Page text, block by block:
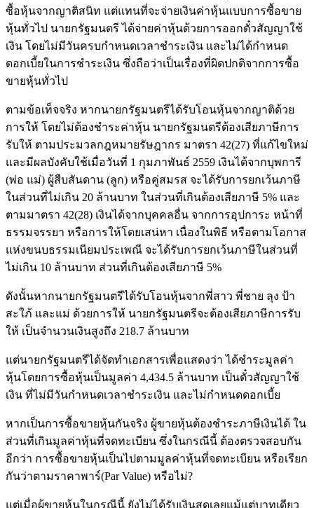
ซื้อหุ้นจากญาติสนิท แต่แทนที่จะจ่ายเงินค่าหุ้นแบบการซื้อขาย
หุ้นทั่วไป นายกรัฐมนตรี ได้จ่ายค่าหุ้นด้วยการออกตั๋วสัญญาใช้
เงิน โดยไม่มีวันครบกำหนดเวลาชำระเงิน และไม่ได้กำหนด
ดอกเบี้ยในการชำระเงิน ซึ่งถือว่าเป็นเรื่องที่ผิดปกติจากการซื้อ
ขายหุ้นทั่วไป
ตามข้อเท็จจริง หากนายกรัฐมนตรีได้รับโอนหุ้นจากญาติด้วย
การให้ โดยไม่ต้องชำระค่าหุ้น นายกรัฐมนตรีต้องเสียภาษีการ
รับให้ ตามประมวลกฎหมายรัษฎากร มาตรา 42(27) ที่แก้ไขใหม่
และมีผลบังคับใช้เมื่อวันที่ 1 กุมภาพันธ์ 2559 เงินได้จากบุพการี
(พ่อ แม่) ผู้สืบสันดาน (ลูก) หรือคู่สมรส จะได้รับการยกเว้นภาษี
ในส่วนที่ไม่เกิน 20 ล้านบาท ในส่วนที่เกินต้องเสียภาษี 5% และ
ตามมาตรา 42(28) เงินได้จากบุคคลอื่น จากการอุปการะ หน้าที่
ธรรมจรรยา หรือการให้โดยเสน่หา เนื่องในพิธี หรือตามโอกาส
แห่งขนบธรรมเนียมประเพณี จะได้รับการยกเว้นภาษีในส่วนที่
ไม่เกิน 10 ล้านบาท ส่วนที่เกินต้องเสียภาษี 5%
ดังนั้นหากนายกรัฐมนตรีได้รับโอนหุ้นจากพี่สาว พี่ชาย ลุง ป้า
สะใภ้ และแม่ ด้วยการให้ นายกรัฐมนตรีจะต้องเสียภาษีการรับ
ให้ เป็นจำนวนเงินสูงถึง 218.7 ล้านบาท
แต่นายกรัฐมนตรีได้จัดทำเอกสารเพื่อแสดงว่า ได้ชำระมูลค่า
หุ้นโดยการซื้อหุ้นเป็นมูลค่า 4,434.5 ล้านบาท เป็นตั๋วสัญญาใช้
เงิน ที่ไม่มีวันกำหนดเวลาชำระเงิน และไม่กำหนดดอกเบี้ย
หากเป็นการซื้อขายหุ้นกันจริง ผู้ขายหุ้นต้องชำระภาษีเงินได้ ใน
ส่วนที่เกินมูลค่าหุ้นที่จดทะเบียน ซึ่งในกรณีนี้ ต้องตรวจสอบกัน
อีกว่า การซื้อขายหุ้นเป็นไปตามมูลค่าหุ้นที่จดทะเบียน หรือเรียก
กันว่าตามราคาพาร์(Par Value) หรือไม่?
แต่เมื่อผู้ขายหุ้นในกรณีนี้ ยังไม่ได้รับเงินสดเลยแม้แต่บาทเดียว